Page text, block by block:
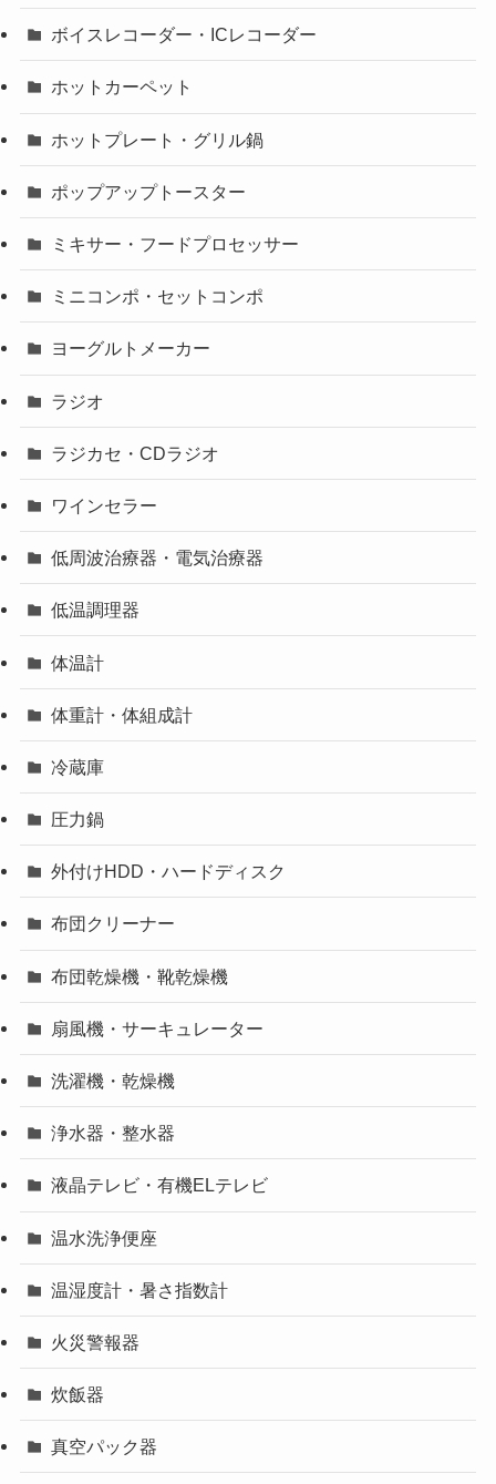
ボイスレコーダー・ICレコーダー
ホットカーペット
ホットプレート・グリル鍋
ポップアップトースター
ミキサー・フードプロセッサー
ミニコンポ・セットコンポ
ヨーグルトメーカー
ラジオ
ラジカセ・CDラジオ
ワインセラー
低周波治療器・電気治療器
低温調理器
体温計
体重計・体組成計
冷蔵庫
圧力鍋
外付けHDD・ハードディスク
布団クリーナー
布団乾燥機・靴乾燥機
扇風機・サーキュレーター
洗濯機・乾燥機
浄水器・整水器
液晶テレビ・有機ELテレビ
温水洗浄便座
温湿度計・暑さ指数計
火災警報器
炊飯器
真空パック器